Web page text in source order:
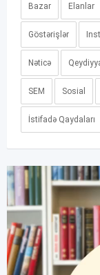
Bazar Elanlar
Göstərişlər
Nəticə
SEM Sosial
İstifadə Qaydaları